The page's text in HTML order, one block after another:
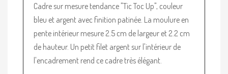
Cadre sur mesure tendance "Tic Toc Up", couleur
bleu et argent avec finition patinée. La moulure en
pente intérieur mesure 2.5 cm de largeur et 2.2 cm
de hauteur. Un petit filet argent sur l'intérieur de
l'encadrement rend ce cadre très élégant.